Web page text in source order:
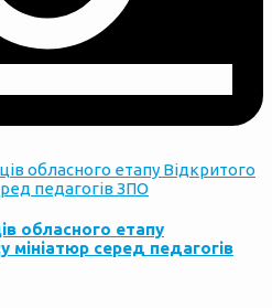
обласного етапу
мініатюр серед педагогів